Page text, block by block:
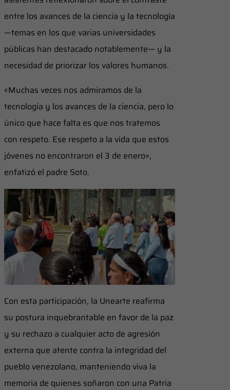
entre los avances de la ciencia y la tecnología
—temas en los que varias universidades
públicas han destacado notablemente— y la
necesidad de priorizar los valores humanos.
«Muchas veces nos admiramos de la
tecnología y los avances de la ciencia, pero lo
único que hace falta es que nos tratemos
con respeto. Ese respeto a la vida que estos
jóvenes no encontraron el 3 de enero»,
enfatizó el padre Soto.
Con esta participación, la Unearte reafirma
su postura inquebrantable en favor de la paz
y su rechazo a cualquier acto de agresión
externa que atente contra la integridad del
pueblo venezolano, manteniendo viva la
memoria de quienes soñaron con una Patria